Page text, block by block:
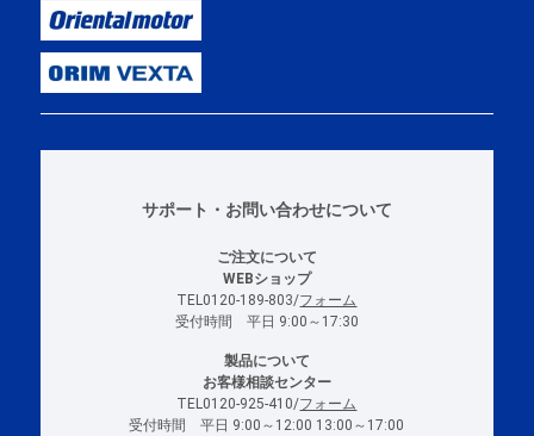
サポート・お問い合わせについて
ご注文について
WEBショップ
TEL0120-189-803/フォーム
受付時間 平日 9:00～17:30
製品について
お客様相談センター
TEL0120-925-410/フォーム
受付時間 平日 9:00～12:00 13:00～17:00